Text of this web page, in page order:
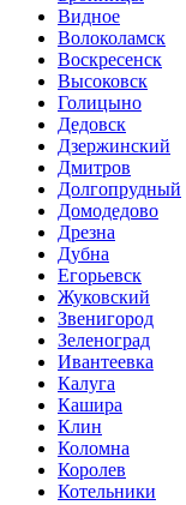
Видное
Волоколамск
Воскресенск
Высоковск
Голицыно
Дедовск
Дзержинский
Дмитров
Долгопрудный
Домодедово
Дрезна
Дубна
Егорьевск
Жуковский
Звенигород
Зеленоград
Ивантеевка
Калуга
Кашира
Клин
Коломна
Королев
Котельники